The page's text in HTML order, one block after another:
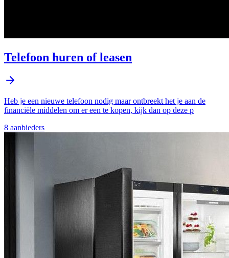
Telefoon huren of leasen
Heb je een nieuwe telefoon nodig maar ontbreekt het je aan de
financiële middelen om er een te kopen, kijk dan op deze p
8 aanbieders